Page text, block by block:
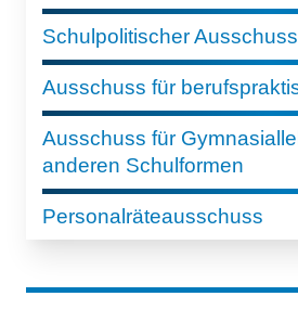
Schulpolitischer Ausschuss
Ausschuss für
Ausschuss für
anderen Schulformen
Personalräteausschuss